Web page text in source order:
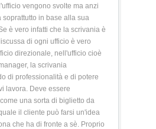
vengono svolte ma anzi
soprattutto in base alla sua
è vero infatti che la scrivania è
di ogni ufficio è vero
direzionale, nell'ufficio cioè
la scrivania
di professionalità e di potere
lavora. Deve essere
una sorta di biglietto da
il cliente può farsi un'idea
che ha di fronte a sè. Proprio